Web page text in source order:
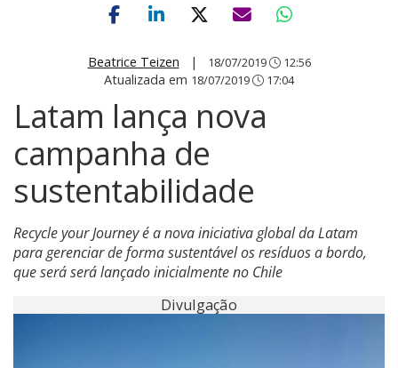
Beatrice Teizen | 18/07/2019 12:56
Atualizada em 18/07/2019 17:04
Latam lança nova
campanha de
sustentabilidade
Recycle your Journey é a nova iniciativa global da Latam
para gerenciar de forma sustentável os resíduos a bordo,
que será será lançado inicialmente no Chile
Divulgação